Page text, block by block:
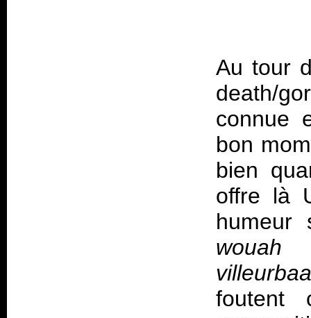
Au tour
death/
connue
bon
bien
offre là
humeur
foutent